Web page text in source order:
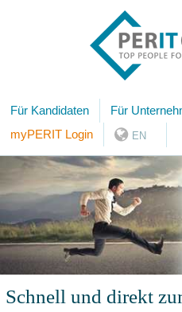
Für Kandidaten Für
myPERIT Login
EN
Schnell und direkt